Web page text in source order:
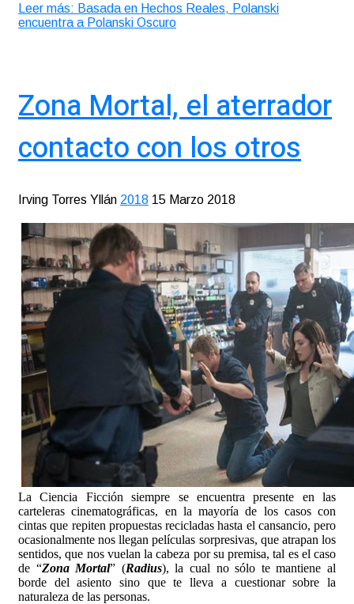
Leer más: Basada en Hechos Reales, Polanski
encuentra a Polanski Oscuro
Zona Mortal, el aterrador
contacto con los otros
Irving Torres Yllán 2018 15 Marzo 2018
La Ciencia Ficción siempre se encuentra presente en las
carteleras cinematográficas, en la mayoría de los casos con
cintas que repiten propuestas recicladas hasta el cansancio, pero
ocasionalmente nos llegan películas sorpresivas, que atrapan los
sentidos, que nos vuelan la cabeza por su premisa, tal es el caso
de “Zona Mortal” (Radius), la cual no sólo te mantiene al
borde del asiento sino que te lleva a cuestionar sobre la
naturaleza de las personas.